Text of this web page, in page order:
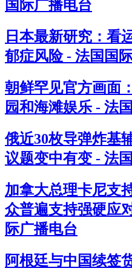
国际广播电台
日本最新研究：看
郁症风险 - 法国国
朝鲜罕见官方画面
园和海滩娱乐 - 法
俄近30枚导弹炸基
议题变中有变 - 法
加拿大总理卡尼支
众普遍支持强硬应
际广播电台
阿根廷与中国续签